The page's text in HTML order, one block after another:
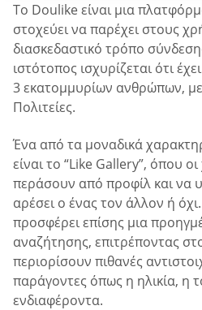
Το Doulike είναι μια
στοχεύει να παρέχει στους
διασκεδαστικό τρόπο
ιστότοπος ισχυρίζεται ότι
3 εκατομμυρίων ανθρώπων,
Πολιτείες.
Ένα από τα μοναδικά
είναι το “Like Gallery”, όπου
περάσουν από προφίλ και να
αρέσει ο ένας τον άλλον ή
προσφέρει επίσης μια
αναζήτησης, επιτρέποντας
περιορίσουν πιθανές
παράγοντες όπως η ηλικία, η
ενδιαφέροντα.